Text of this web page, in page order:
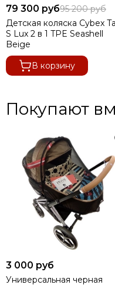
79 300 руб95 200 руб
Детская коляска Cybex
S Lux 2 в 1 TPE Seashell
Beige
В корзину
Покупают
3 000 руб
Универсальная черная